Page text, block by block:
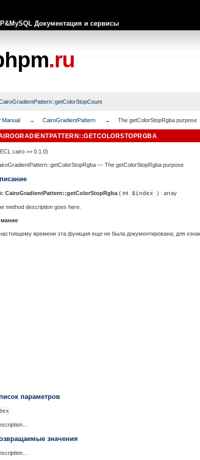
Документация и сервисы
.ru
Manual CairoGradientPattern The getColorStopRgba purpose
cairo >= 0.1.0)
— The getColorStopRgba purpose
CairoGradientPattern::getColorStopRgba ( int $index ) : array
method description goes here.
времени эта функция еще не была документирована; для
параметров
значения